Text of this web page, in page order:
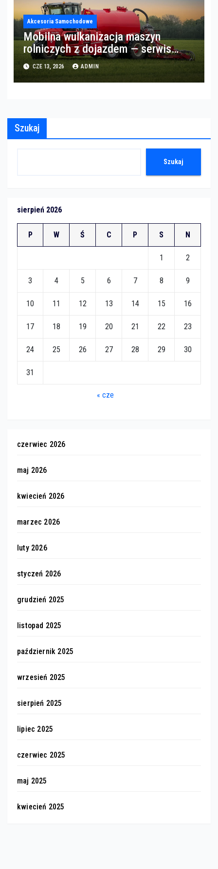
Akcesoria Samochodowe
Mobilna wulkanizacja maszyn
rolniczych z dojazdem — serwis
opon w okolicach Gorzowa
CZE 13, 2026 ADMIN
Szukaj
Szukaj
sierpień 2026
P W Ś C P S N
1 2
3 4 5 6 7 8 9
10 11 12 13 14 15 16
17 18 19 20 21 22 23
24 25 26 27 28 29 30
31
« cze
czerwiec 2026
maj 2026
kwiecień 2026
marzec 2026
luty 2026
styczeń 2026
grudzień 2025
listopad 2025
październik 2025
wrzesień 2025
sierpień 2025
lipiec 2025
czerwiec 2025
maj 2025
kwiecień 2025